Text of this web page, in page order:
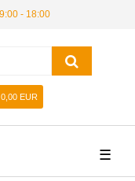
- 18:00
0,00 EUR
☰